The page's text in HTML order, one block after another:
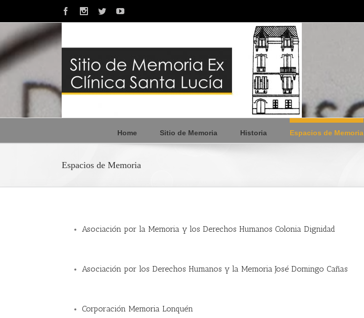
FacebookInstagram
TwitterYoutube
Home Sitio de Memoria Historia Espacios de Memoria
Espacios de Memoria
Asociación por la Memoria y los Derechos Humanos Colonia Dignidad
Asociación por los Derechos Humanos y la Memoria José Domingo Cañas
Corporación Memoria Lonquén